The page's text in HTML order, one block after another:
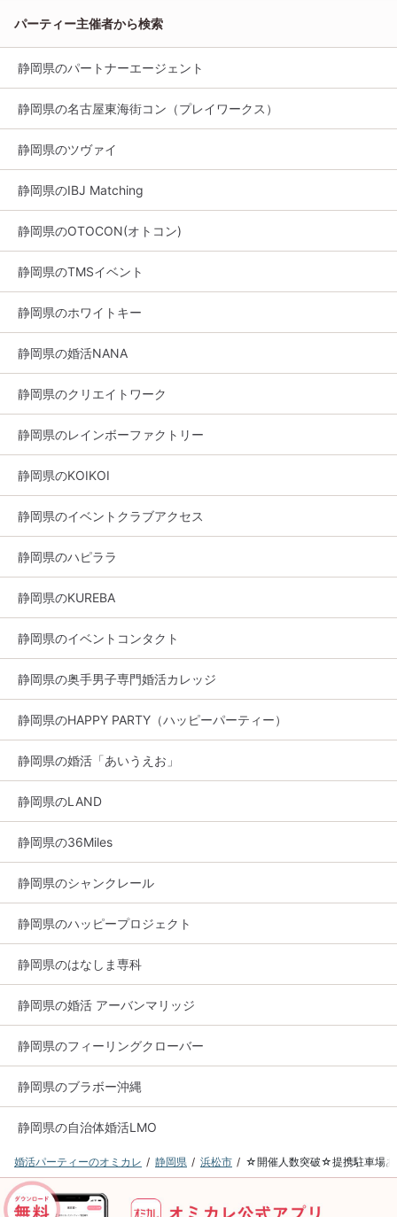
パーティー主催者から検索
静岡県のパートナーエージェント
静岡県の名古屋東海街コン（プレイワークス）
静岡県のツヴァイ
静岡県のIBJ Matching
静岡県のOTOCON(オトコン)
静岡県のTMSイベント
静岡県のホワイトキー
静岡県の婚活NANA
静岡県のクリエイトワーク
静岡県のレインボーファクトリー
静岡県のKOIKOI
静岡県のイベントクラブアクセス
静岡県のハピララ
静岡県のKUREBA
静岡県のイベントコンタクト
静岡県の奥手男子専門婚活カレッジ
静岡県のHAPPY PARTY（ハッピーパーティー）
静岡県の婚活「あいうえお」
静岡県のLAND
静岡県の36Miles
静岡県のシャンクレール
静岡県のハッピープロジェクト
静岡県のはなしま専科
静岡県の婚活 アーバンマリッジ
静岡県のフィーリングクローバー
静岡県のブラボー沖縄
静岡県の自治体婚活LMO
婚活パーティーのオミカレ 静岡県 浜松市 ☆開催人数突破☆提携駐車場あ